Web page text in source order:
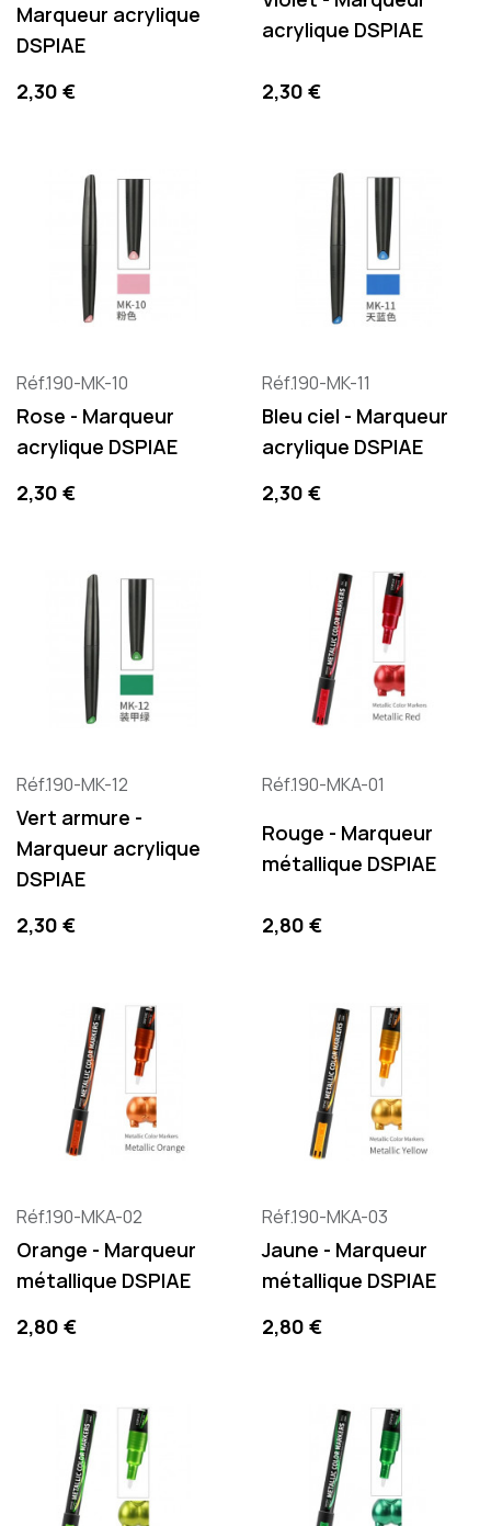
Marqueur acrylique
DSPIAE
Precio
2,30 €
acrylique DSPIAE
Precio
2,30 €
Réf.190-MK-10
Rose - Marqueur
acrylique DSPIAE
Precio
2,30 €
Réf.190-MK-11
Bleu ciel - Marqueur
acrylique DSPIAE
Precio
2,30 €
Réf.190-MK-12
Vert armure -
Marqueur acrylique
DSPIAE
Precio
2,30 €
Réf.190-MKA-01
Rouge - Marqueur
métallique DSPIAE
Precio
2,80 €
Réf.190-MKA-02
Orange - Marqueur
métallique DSPIAE
Precio
2,80 €
Réf.190-MKA-03
Jaune - Marqueur
métallique DSPIAE
Precio
2,80 €